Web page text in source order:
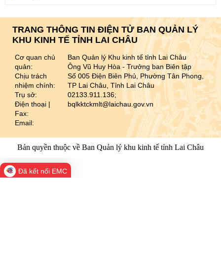
TRANG THÔNG TIN ĐIỆN TỬ BAN QUẢN LÝ
KHU KINH TẾ TỈNH LAI CHÂU
Cơ quan chủ
quản:
Chịu trách
nhiệm chính:
Trụ sở:
Điện thoại |
Fax:
Email:
Ban Quản lý Khu kinh tế tỉnh Lai Châu
Ông Vũ Huy Hòa - Trưởng ban Biên tập
Số 005 Điện Biên Phủ, Phường Tân Phong,
TP Lai Châu, Tỉnh Lai Châu
02133.911.136;
bqlkktckmlt@laichau.gov.vn
Bản quyền thuộc về Ban Quản lý khu kinh tế tỉnh Lai Châu
Đã kết nối EMC